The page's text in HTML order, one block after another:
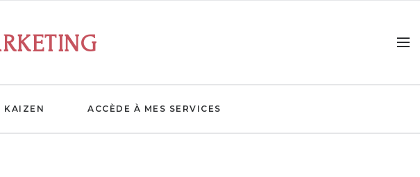
KAIZEN ACCÈDE À MES SERVICES